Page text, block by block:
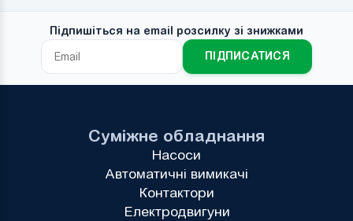
Підпишіться на email розсилку зі знижками
ПІДПИСАТИСЯ
Суміжне обладнання
Насоси
Автоматичні вимикачі
Контактори
Електродвигуни